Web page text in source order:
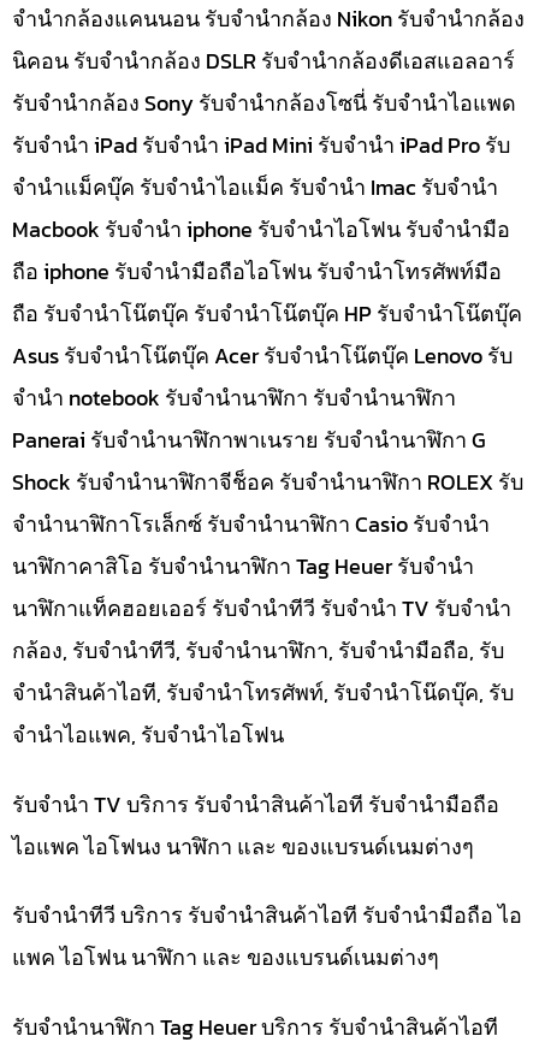
จำนำกล้องแคนนอน รับจำนำกล้อง Nikon รับจำนำกล้อง
นิคอน รับจำนำกล้อง DSLR รับจำนำกล้องดีเอสแอลอาร์
รับจำนำกล้อง Sony รับจำนำกล้องโซนี่ รับจำนำไอแพด
รับจำนำ iPad รับจำนำ iPad Mini รับจำนำ iPad Pro รับ
จำนำแม็คบุ๊ค รับจำนำไอแม็ค รับจำนำ Imac รับจำนำ
Macbook รับจำนำ iphone รับจำนำไอโฟน รับจำนำมือ
ถือ iphone รับจำนำมือถือไอโฟน รับจำนำโทรศัพท์มือ
ถือ รับจำนำโน๊ตบุ๊ค รับจำนำโน๊ตบุ๊ค HP รับจำนำโน๊ตบุ๊ค
Asus รับจำนำโน๊ตบุ๊ค Acer รับจำนำโน๊ตบุ๊ค Lenovo รับ
จำนำ notebook รับจำนำนาฬิกา รับจำนำนาฬิกา
Panerai รับจำนำนาฬิกาพาเนราย รับจำนำนาฬิกา G
Shock รับจำนำนาฬิกาจีช็อค รับจำนำนาฬิกา ROLEX รับ
จำนำนาฬิกาโรเล็กซ์ รับจำนำนาฬิกา Casio รับจำนำ
นาฬิกาคาสิโอ รับจำนำนาฬิกา Tag Heuer รับจำนำ
นาฬิกาแท็คฮอยเออร์ รับจำนำทีวี รับจำนำ TV รับจำนำ
กล้อง, รับจำนำทีวี, รับจำนำนาฬิกา, รับจำนำมือถือ, รับ
จำนำสินค้าไอที, รับจำนำโทรศัพท์, รับจำนำโน๊ดบุ๊ค, รับ
จำนำไอแพค, รับจำนำไอโฟน
รับจำนำ TV บริการ รับจำนำสินค้าไอที รับจำนำมือถือ
ไอแพค ไอโฟนง นาฬิกา และ ของแบรนด์เนมต่างๆ
รับจำนำทีวี บริการ รับจำนำสินค้าไอที รับจำนำมือถือ ไอ
แพค ไอโฟน นาฬิกา และ ของแบรนด์เนมต่างๆ
รับจำนำนาฬิกา Tag Heuer บริการ รับจำนำสินค้าไอที